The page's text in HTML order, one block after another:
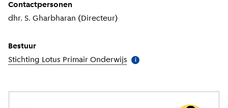
Contactpersonen
dhr. S. Gharbharan (Directeur)
Bestuur
Stichting Lotus Primair Onderwijs Meer informatie
i